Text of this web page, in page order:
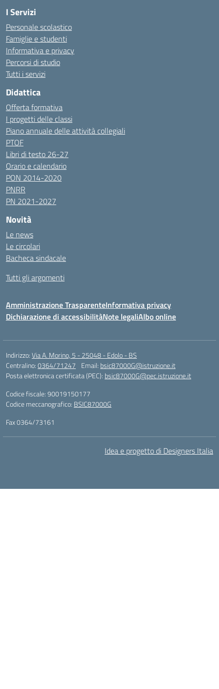
I Servizi
Personale scolastico
Famiglie e studenti
Informativa e privacy
Percorsi di studio
Tutti i servizi
Didattica
Offerta formativa
I progetti delle classi
Piano annuale delle attività collegiali
PTOF
Libri di testo 26-27
Orario e calendario
PON 2014-2020
PNRR
PN 2021-2027
Novità
Le news
Le circolari
Bacheca sindacale
Tutti gli argomenti
Amministrazione TrasparenteInformativa privacy
Dichiarazione di accessibilitàNote legaliAlbo online
Indirizzo:Via A. Morino, 5 - 25048 - Edolo - BS
Centralino:0364/71247 Email: bsic87000G@istruzione.it
Posta elettronica certificata (PEC): bsic87000G@pec.istruzione.it
Codice fiscale: 90019150177
Codice meccanografico: BSIC87000G
Fax 0364/73161
Idea e progetto di Designers Italia